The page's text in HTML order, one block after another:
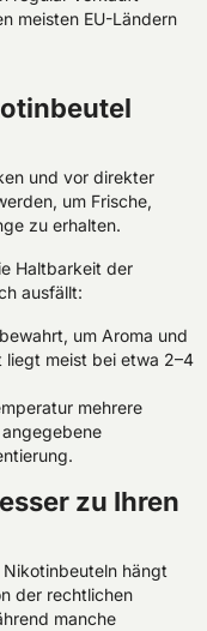
meisten EU-Ländern
und vor direkter
um Frische,
zu erhalten.
Haltbarkeit der
ausfällt:
um Aroma und
liegt meist bei etwa 2–4
mehrere
zu Ihren
hängt
der rechtlichen
manche